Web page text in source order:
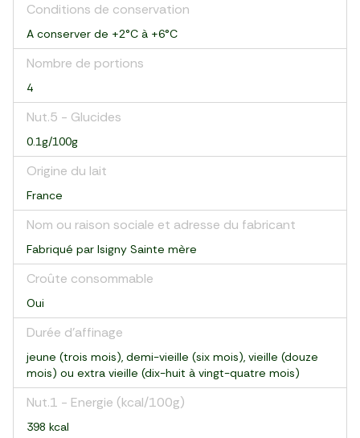
Conditions de conservation
A conserver de +2°C à +6°C
Nombre de portions
4
Nut.5 - Glucides
0.1g/100g
Origine du lait
France
Nom ou raison sociale et adresse du fabricant
Fabriqué par Isigny Sainte mère
Croûte consommable
Oui
Durée d'affinage
jeune (trois mois), demi-vieille (six mois), vieille (douze
mois) ou extra vieille (dix-huit à vingt-quatre mois)
Nut.1 - Energie (kcal/100g)
398 kcal